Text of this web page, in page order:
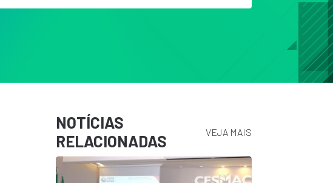
NOTÍCIAS
RELACIONADAS
VEJA MAIS